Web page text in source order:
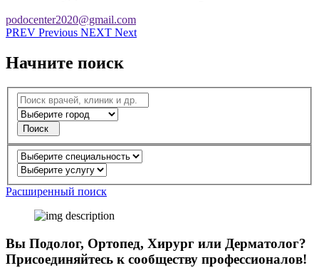
podocenter2020@gmail.com
PREV Previous NEXT Next
Начните поиск
Поиск
Расширенный поиск
Вы Подолог, Ортопед, Хирург или Дерматолог?
Присоединяйтесь к сообществу профессионалов!